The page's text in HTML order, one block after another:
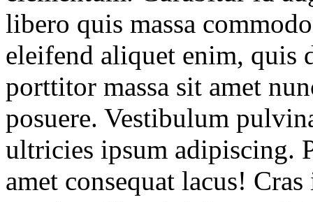
libero quis massa
eleifend aliquet enim, quis
porttitor massa sit amet
posuere. Vestibulum
ultricies ipsum adipiscing.
amet consequat lacus!